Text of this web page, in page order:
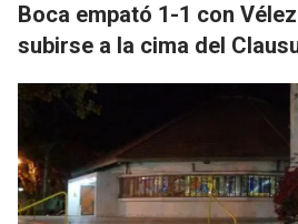
Boca empató 1-1 con
subirse a la cima del